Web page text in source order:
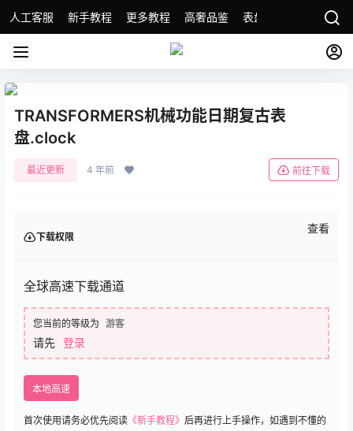
人工客服 新手教程 更多教程 高奢品鉴 表盘精选 名表故事
TRANSFORMERS机械功能日期复古表
盘.clock
最近更新 4 年前 前往下载
下载权限
查看
全球高速下载通道
您当前的等级为 游客
请先 登录
本地高速
首次使用请务必优先阅读 《新手教程》 后再进行上手操作，如遇到不懂的